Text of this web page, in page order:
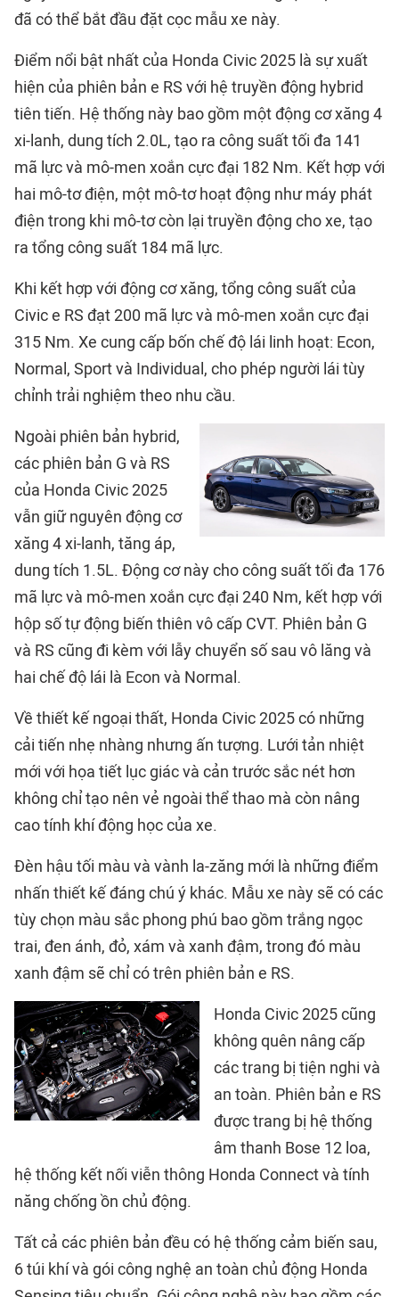
đã có thể bắt đầu đặt cọc mẫu xe này.
Điểm nổi bật nhất của Honda Civic 2025 là sự xuất
hiện của phiên bản e RS với hệ truyền động hybrid
tiên tiến. Hệ thống này bao gồm một động cơ xăng 4
xi-lanh, dung tích 2.0L, tạo ra công suất tối đa 141
mã lực và mô-men xoắn cực đại 182 Nm. Kết hợp với
hai mô-tơ điện, một mô-tơ hoạt động như máy phát
điện trong khi mô-tơ còn lại truyền động cho xe, tạo
ra tổng công suất 184 mã lực.
Khi kết hợp với động cơ xăng, tổng công suất của
Civic e RS đạt 200 mã lực và mô-men xoắn cực đại
315 Nm. Xe cung cấp bốn chế độ lái linh hoạt: Econ,
Normal, Sport và Individual, cho phép người lái tùy
chỉnh trải nghiệm theo nhu cầu.
Ngoài phiên bản hybrid,
các phiên bản G và RS
của Honda Civic 2025
vẫn giữ nguyên động cơ
xăng 4 xi-lanh, tăng áp,
dung tích 1.5L. Động cơ này cho công suất tối đa 176
mã lực và mô-men xoắn cực đại 240 Nm, kết hợp với
hộp số tự động biến thiên vô cấp CVT. Phiên bản G
và RS cũng đi kèm với lẫy chuyển số sau vô lăng và
hai chế độ lái là Econ và Normal.
Về thiết kế ngoại thất, Honda Civic 2025 có những
cải tiến nhẹ nhàng nhưng ấn tượng. Lưới tản nhiệt
mới với họa tiết lục giác và cản trước sắc nét hơn
không chỉ tạo nên vẻ ngoài thể thao mà còn nâng
cao tính khí động học của xe.
Đèn hậu tối màu và vành la-zăng mới là những điểm
nhấn thiết kế đáng chú ý khác. Mẫu xe này sẽ có các
tùy chọn màu sắc phong phú bao gồm trắng ngọc
trai, đen ánh, đỏ, xám và xanh đậm, trong đó màu
xanh đậm sẽ chỉ có trên phiên bản e RS.
Honda Civic 2025 cũng
không quên nâng cấp
các trang bị tiện nghi và
an toàn. Phiên bản e RS
được trang bị hệ thống
âm thanh Bose 12 loa,
hệ thống kết nối viễn thông Honda Connect và tính
năng chống ồn chủ động.
Tất cả các phiên bản đều có hệ thống cảm biến sau,
6 túi khí và gói công nghệ an toàn chủ động Honda